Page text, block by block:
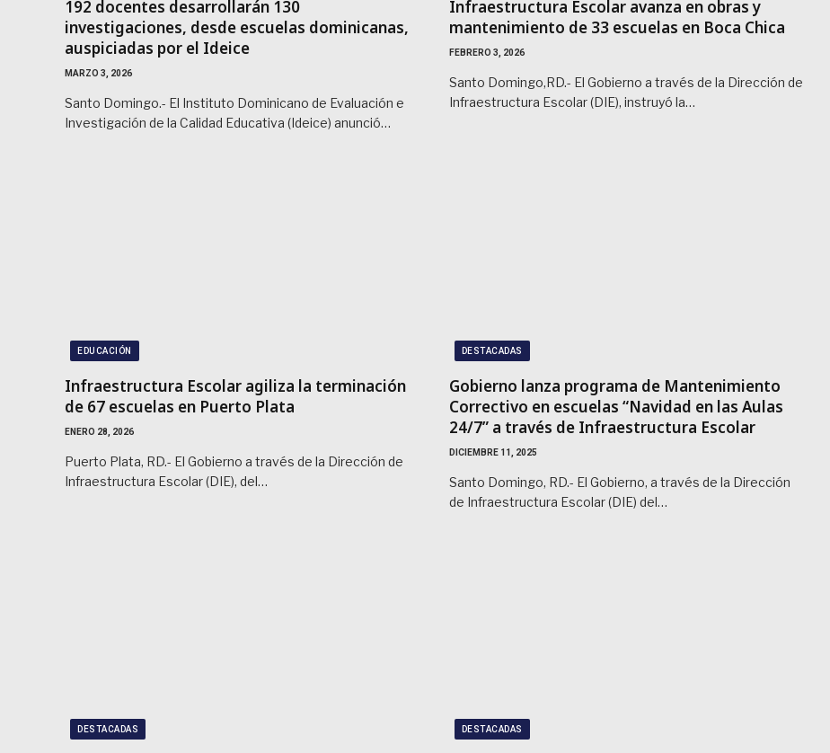
192 docentes desarrollarán 130
investigaciones, desde escuelas dominicanas,
auspiciadas por el Ideice
MARZO 3, 2026
Santo Domingo.- El Instituto Dominicano de Evaluación e
Investigación de la Calidad Educativa (Ideice) anunció…
Infraestructura Escolar avanza en obras y
mantenimiento de 33 escuelas en Boca Chica
FEBRERO 3, 2026
Santo Domingo,RD.- El Gobierno a través de la Dirección de
Infraestructura Escolar (DIE), instruyó la…
EDUCACIÓN
Infraestructura Escolar agiliza la terminación
de 67 escuelas en Puerto Plata
ENERO 28, 2026
Puerto Plata, RD.- El Gobierno a través de la Dirección de
Infraestructura Escolar (DIE), del…
DESTACADAS
Gobierno lanza programa de Mantenimiento
Correctivo en escuelas “Navidad en las Aulas
24/7” a través de Infraestructura Escolar
DICIEMBRE 11, 2025
Santo Domingo, RD.- El Gobierno, a través de la Dirección
de Infraestructura Escolar (DIE) del…
DESTACADAS DESTACADAS